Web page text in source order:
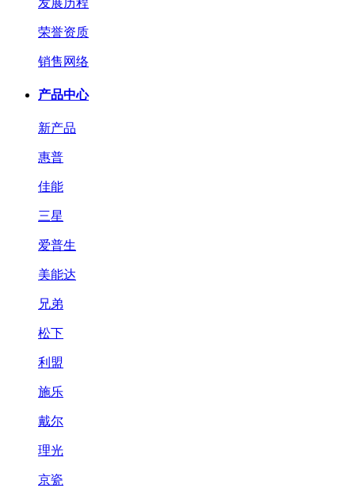
荣誉资质
销售网络
产品中心
新产品
惠普
佳能
三星
爱普生
美能达
兄弟
松下
利盟
施乐
戴尔
理光
京瓷